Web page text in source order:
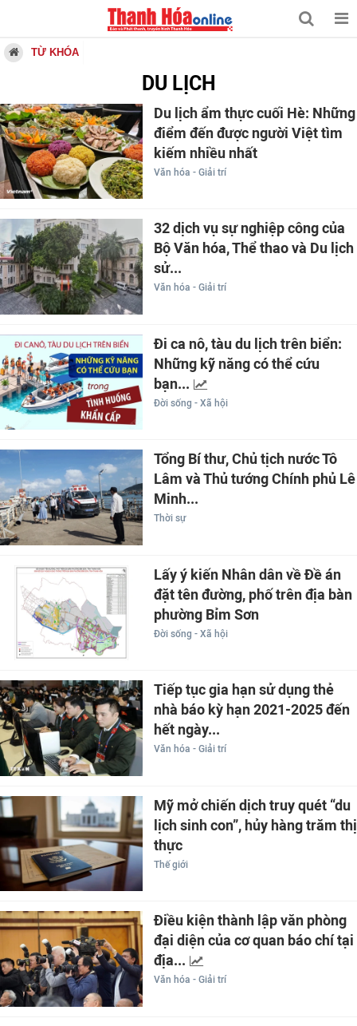
TỪ KHÓA
DU LỊCH
Du lịch ẩm thực cuối Hè: Những
điểm đến được người Việt tìm
kiếm nhiều nhất
Văn hóa - Giải trí
32 dịch vụ sự nghiệp công của
Bộ Văn hóa, Thể thao và Du lịch
sử...
Văn hóa - Giải trí
Đi ca nô, tàu du lịch trên biển:
Những kỹ năng có thể cứu
bạn...
Đời sống - Xã hội
Tổng Bí thư, Chủ tịch nước Tô
Lâm và Thủ tướng Chính phủ Lê
Minh...
Thời sự
Lấy ý kiến Nhân dân về Đề án
đặt tên đường, phố trên địa bàn
phường Bỉm Sơn
Đời sống - Xã hội
Tiếp tục gia hạn sử dụng thẻ
nhà báo kỳ hạn 2021-2025 đến
hết ngày...
Văn hóa - Giải trí
Mỹ mở chiến dịch truy quét “du
lịch sinh con”, hủy hàng trăm thị
thực
Thế giới
Điều kiện thành lập văn phòng
đại diện của cơ quan báo chí tại
địa...
Văn hóa - Giải trí